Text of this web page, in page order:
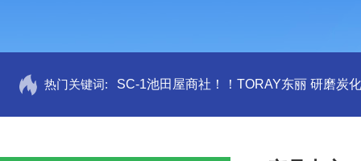
热门关键词: SC-1池田屋商社！！TORAY东丽 研磨炭